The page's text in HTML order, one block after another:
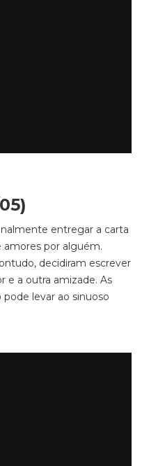
entregar a carta
amores por alguém.
decidiram escrever
e a outra amizade. As
levar ao sinuoso